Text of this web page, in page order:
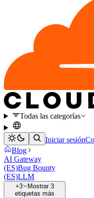
Todas las categorías
Iniciar sesión
Blog
AI Gateway
(ES)Bug Bounty
(ES)LLM
+3
Mostrar 3
etiquetas más